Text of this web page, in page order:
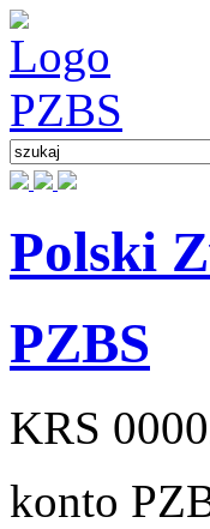
Polski
PZBS
KRS
konto